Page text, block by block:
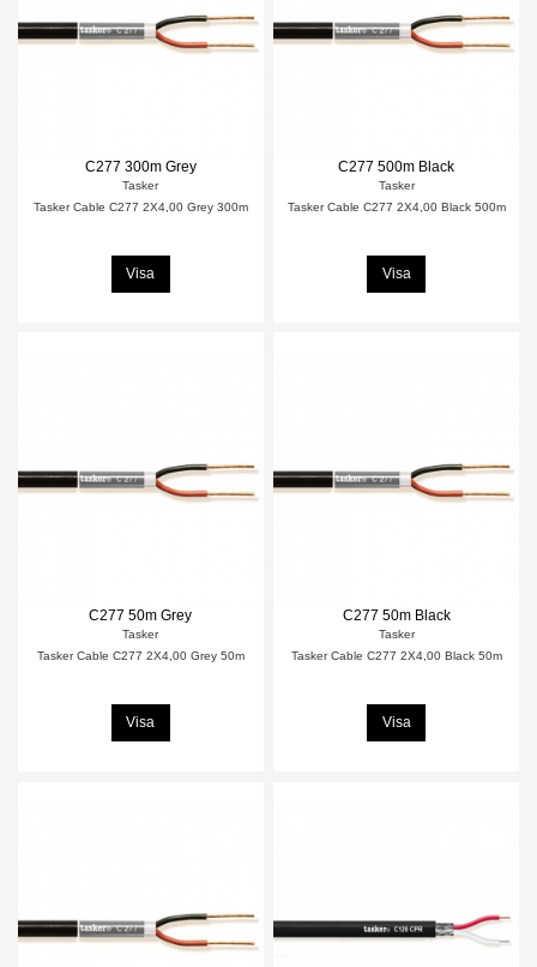
C277 300m Grey
Tasker
Tasker Cable C277 2X4,00 Grey 300m
Visa
C277 500m Black
Tasker
Tasker Cable C277 2X4,00 Black 500m
Visa
C277 50m Grey
Tasker
Tasker Cable C277 2X4,00 Grey 50m
Visa
C277 50m Black
Tasker
Tasker Cable C277 2X4,00 Black 50m
Visa